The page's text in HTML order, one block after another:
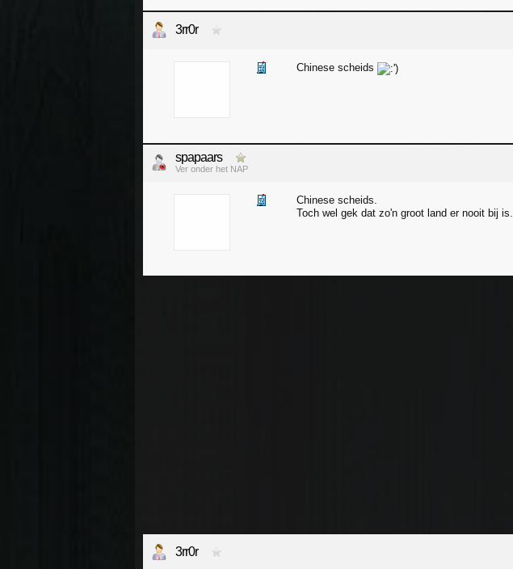
3rr0r
Chinese scheids
spapaars
Ver onder het NAP
Chinese scheids.
Toch wel gek dat zo'n groot land er nooit bij is.
3rr0r